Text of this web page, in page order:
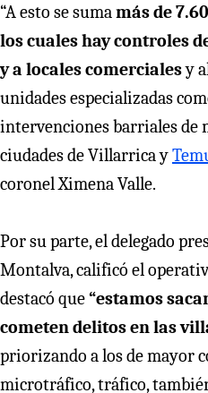
“A esto se sumamás de
los cuales hay controles
y a locales comercialesy
unidades especializadas
intervenciones barriales de
ciudades de Villarrica y
coronel Ximena Valle.
Por su parte, el delegado
Montalva, calificó el
destacó que“estamos
cometen delitos en las
priorizando a los de mayor
microtráfico, tráfico,